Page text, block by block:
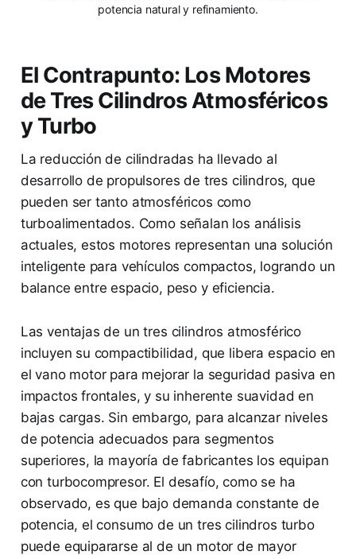
potencia natural y refinamiento.
El Contrapunto: Los Motores
de Tres Cilindros Atmosféricos
y Turbo
La reducción de cilindradas ha llevado al
desarrollo de propulsores de tres cilindros, que
pueden ser tanto atmosféricos como
turboalimentados. Como señalan los análisis
actuales, estos motores representan una solución
inteligente para vehículos compactos, logrando un
balance entre espacio, peso y eficiencia.
Las ventajas de un tres cilindros atmosférico
incluyen su compactibilidad, que libera espacio en
el vano motor para mejorar la seguridad pasiva en
impactos frontales, y su inherente suavidad en
bajas cargas. Sin embargo, para alcanzar niveles
de potencia adecuados para segmentos
superiores, la mayoría de fabricantes los equipan
con turbocompresor. El desafío, como se ha
observado, es que bajo demanda constante de
potencia, el consumo de un tres cilindros turbo
puede equipararse al de un motor de mayor